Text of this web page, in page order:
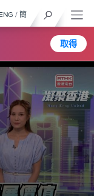
取得
ENG / 簡